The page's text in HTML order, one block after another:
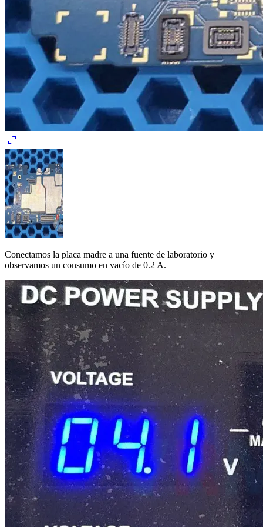
expand_content
Conectamos la placa madre a una fuente de laboratorio y
observamos un consumo en vacío de 0.2 A.